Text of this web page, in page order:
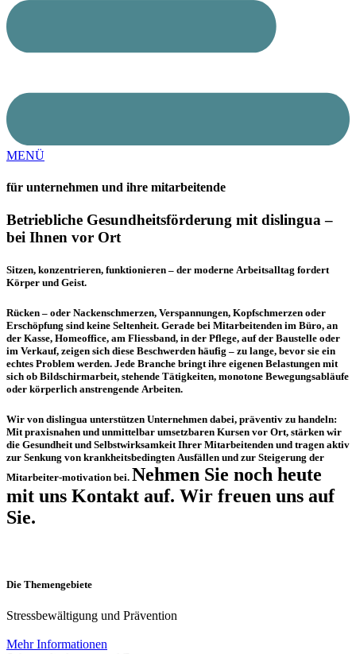
MENÜ
für unternehmen und ihre mitarbeitende
Betriebliche Gesundheitsförderung mit dislingua –
bei Ihnen vor Ort
Sitzen, konzentrieren, funktionieren – der moderne Arbeitsalltag fordert
Körper und Geist.
Rücken – oder Nackenschmerzen, Verspannungen, Kopfschmerzen oder
Erschöpfung sind keine Seltenheit. Gerade bei Mitarbeitenden im Büro, an
der Kasse, Homeoffice, am Fliessband, in der Pflege, auf der Baustelle oder
im Verkauf, zeigen sich diese Beschwerden häufig – zu lange, bevor sie ein
echtes Problem werden. Jede Branche bringt ihre eigenen Belastungen mit
sich ob Bildschirmarbeit, stehende Tätigkeiten, monotone Bewegungsabläufe
oder körperlich anstrengende Arbeiten.
Wir von dislingua unterstützen Unternehmen dabei, präventiv zu handeln:
Mit praxisnahen und unmittelbar umsetzbaren Kursen vor Ort, stärken wir
die Gesundheit und Selbstwirksamkeit Ihrer Mitarbeitenden und tragen aktiv
zur Senkung von krankheitsbedingten Ausfällen und zur Steigerung der
Mitarbeiter-motivation bei. Nehmen Sie noch heute
mit uns Kontakt auf. Wir freuen uns auf
Sie.
Die Themengebiete
Stressbewältigung und Prävention
Mehr Informationen